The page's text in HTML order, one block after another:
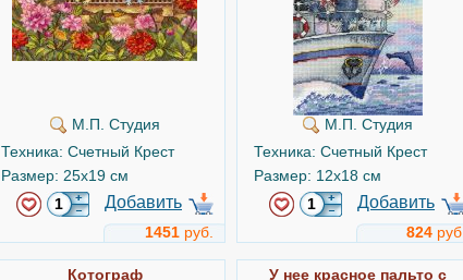
М.П. Студия
Техника: Счетный Крест
Размер: 25x19 см
Добавить
1451 руб.
М.П. Студия
Техника: Счетный Крест
Размер: 12x18 см
Добавить
824 руб.
Котограф
У нее красное пальто с